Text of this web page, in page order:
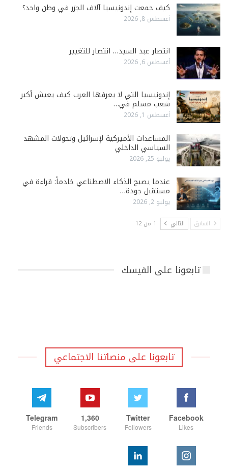
كيف جمعت إندونيسيا آلاف الجزر في وطن واحد؟
أغسطس 8, 2026
انتصار عبد السيد… انتصار للتغيير
أغسطس 6, 2026
إندونيسيا التي لا يعرفها العرب كيف يعيش أكبر
شعب مسلم في…
أغسطس 1, 2026
المساعدات الأميركية لإسرائيل وتحولات المشهد
السياسي الداخلي
يوليو 25, 2026
عندما يصبح الذكاء الاصطناعي خادماً: قراءة في
مستقبل جودة…
يوليو 2, 2026
السابق التالي 1 من 12
تابعونا على الفيسك
تابعونا على منصاتنا الاجتماعي
Facebook
Likes
Twitter
Followers
1,360
Subscribers
Telegram
Friends